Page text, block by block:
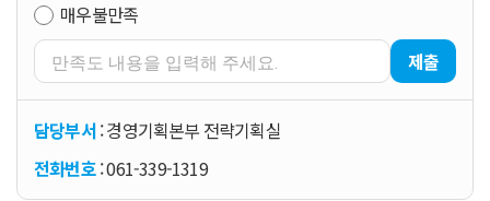
매우불만족
제출
담당부서: 경영기획본부 전략기획실
전화번호: 061-339-1319